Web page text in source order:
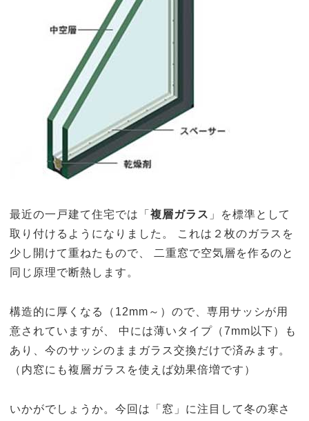
最近の一戸建て住宅では「 複層ガラス 」を標準として
取り付けるようになりました。 これは２枚のガラスを
少し開けて重ねたもので、 二重窓で空気層を作るのと
同じ原理で断熱します。
構造的に厚くなる（12mm～）ので、専用サッシが用
意されていますが、 中には薄いタイプ（7mm以下）も
あり、今のサッシのままガラス交換だけで済みます。
（内窓にも複層ガラスを使えば効果倍増です）
いかがでしょうか。今回は「窓」に注目して冬の寒さ